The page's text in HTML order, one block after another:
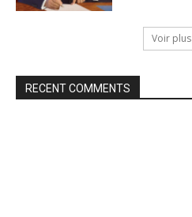
Voir plus
RECENT COMMENTS